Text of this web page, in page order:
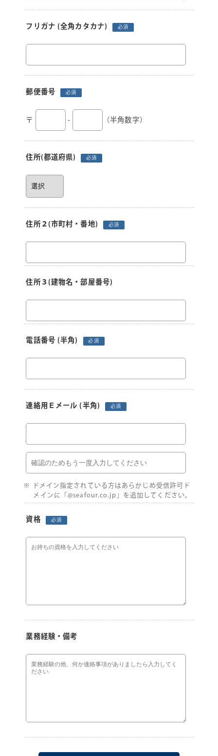
フリガナ (全角カタカナ) 必須
郵便番号 必須
〒 - （半角数字）
住所(都道府県) 必須
住所２(市町村・番地) 必須
住所３ (建物名・部屋番号)
電話番号 (半角) 必須
連絡用Ｅメール (半角) 必須
ドメイン指定されている方はあらかじめ受信許可ド
メインに「@seafour.co.jp」を追加してください。
資格 必須
業務経験・備考